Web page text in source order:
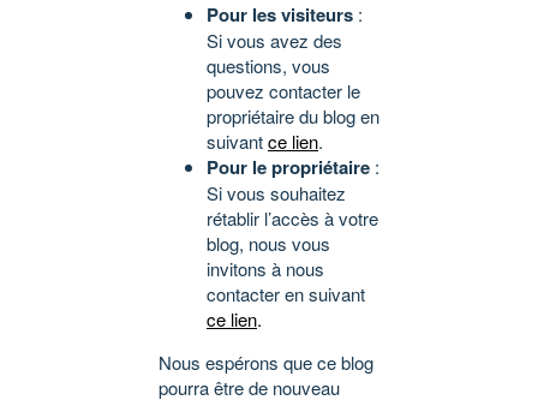
Pour les visiteurs :
Si vous avez des
questions, vous
pouvez contacter le
propriétaire du blog en
suivantce lien.
Pour le propriétaire :
Si vous souhaitez
rétablir l’accès à votre
blog, nous vous
invitons à nous
contacter en suivant
ce lien.
Nous espérons que ce blog
pourra être de nouveau